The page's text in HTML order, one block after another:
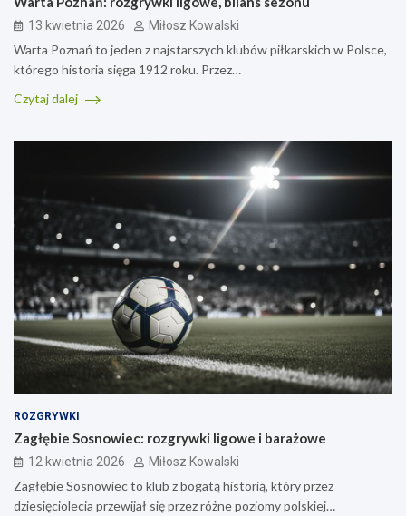
13 kwietnia 2026 Miłosz Kowalski
Warta Poznań to jeden z najstarszych klubów piłkarskich w Polsce,
którego historia sięga 1912 roku. Przez…
Czytaj dalej
ROZGRYWKI
Zagłębie Sosnowiec: rozgrywki ligowe i barażowe
12 kwietnia 2026 Miłosz Kowalski
Zagłębie Sosnowiec to klub z bogatą historią, który przez
dziesięciolecia przewijał się przez różne poziomy polskiej…